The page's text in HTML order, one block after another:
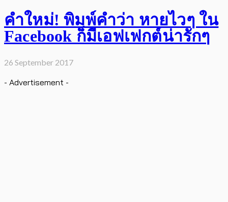
คำใหม่! พิมพ์คำว่า หายไวๆ ใน
Facebook ก็มีเอฟเฟกต์น่ารักๆ
26 September 2017
- Advertisement -